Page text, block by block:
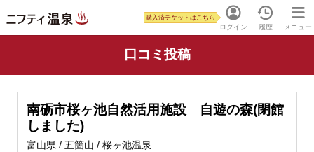
ログイン
購入済チケットはこちら
履歴 メニュー
口コミ投稿
南砺市桜ヶ池自然活用施設 自遊の森(閉館
しました)
富山県 / 五箇山 / 桜ヶ池温泉